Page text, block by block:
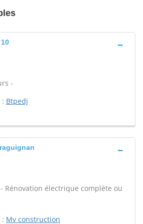
-
Btpedj
Rénovation électrique complète ou
Mv construction